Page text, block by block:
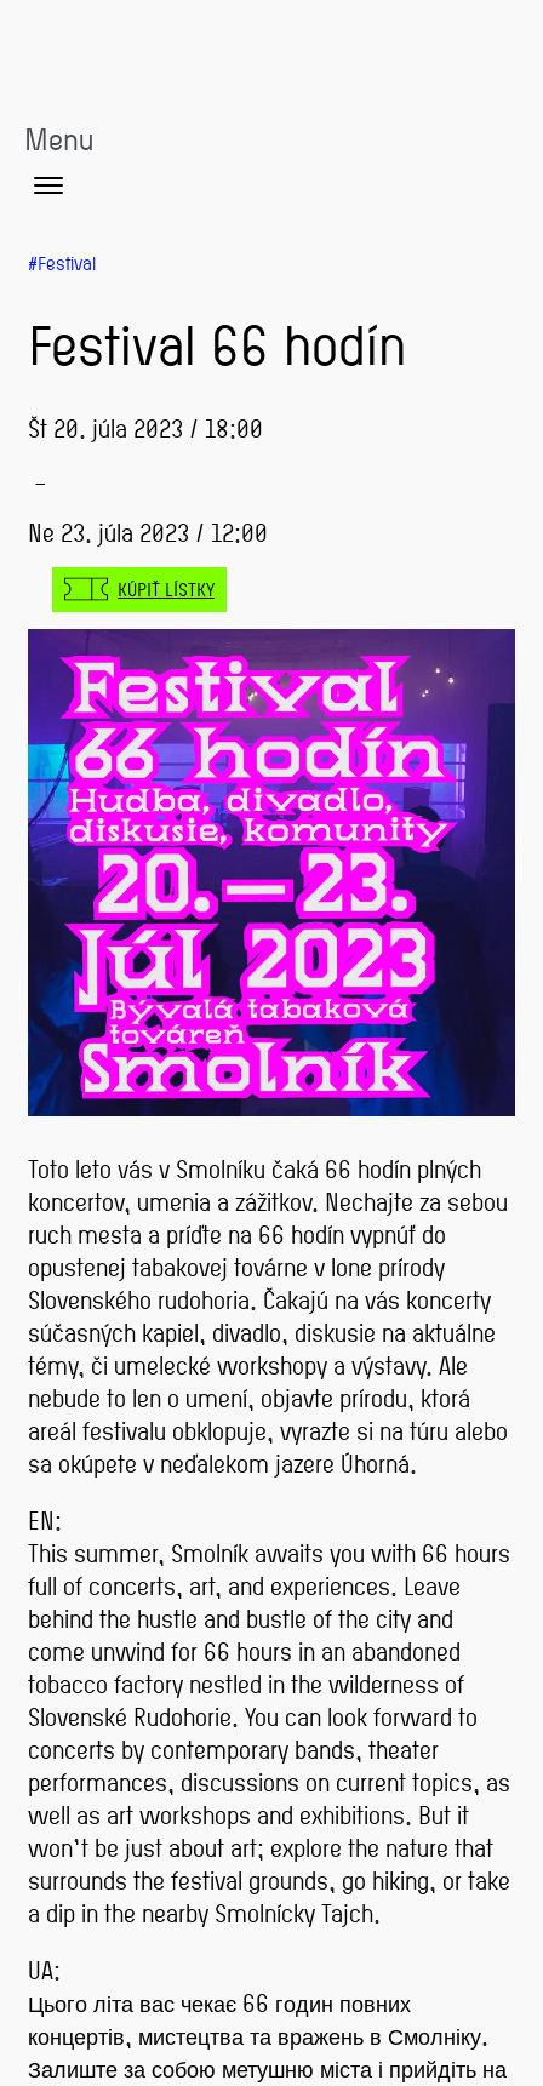
Menu
Festival
Festival 66 hodín
Št 20. júla 2023 / 18:00
–
Ne 23. júla 2023 / 12:00
KÚPIŤ LÍSTKY
Toto leto vás v Smolníku čaká 66 hodín plných
koncertov, umenia a zážitkov. Nechajte za sebou
ruch mesta a príďte na 66 hodín vypnúť do
opustenej tabakovej továrne v lone prírody
Slovenského rudohoria. Čakajú na vás koncerty
súčasných kapiel, divadlo, diskusie na aktuálne
témy, či umelecké workshopy a výstavy. Ale
nebude to len o umení, objavte prírodu, ktorá
areál festivalu obklopuje, vyrazte si na túru alebo
sa okúpete v neďalekom jazere Úhorná.
EN:
This summer, Smolník awaits you with 66 hours
full of concerts, art, and experiences. Leave
behind the hustle and bustle of the city and
come unwind for 66 hours in an abandoned
tobacco factory nestled in the wilderness of
Slovenské Rudohorie. You can look forward to
concerts by contemporary bands, theater
performances, discussions on current topics, as
well as art workshops and exhibitions. But it
won’t be just about art; explore the nature that
surrounds the festival grounds, go hiking, or take
a dip in the nearby Smolnícky Tajch.
UA:
Цього літа вас чекає 66 годин повних
концертів, мистецтва та вражень в Смолніку.
Залиште за собою метушню міста і прийдіть на